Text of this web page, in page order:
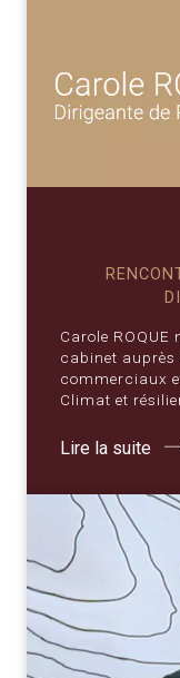
Carole ROQUE
cabinet auprès
commerciaux
Climat et
Lire la suite